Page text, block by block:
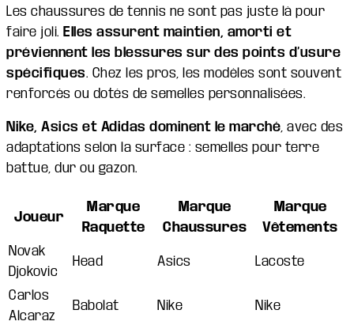
Les chaussures de tennis ne sont pas juste là pour
faire joli. Elles assurent maintien, amorti et
préviennent les blessures sur des points d’usure
spécifiques. Chez les pros, les modèles sont souvent
renforcés ou dotés de semelles personnalisées.
Nike, Asics et Adidas dominent le marché, avec des
adaptations selon la surface : semelles pour terre
battue, dur ou gazon.
Joueur
Marque
Raquette
Marque
Chaussures
Marque
Vêtements
Novak
Djokovic
Head Asics Lacoste
Carlos
Alcaraz
Babolat Nike Nike